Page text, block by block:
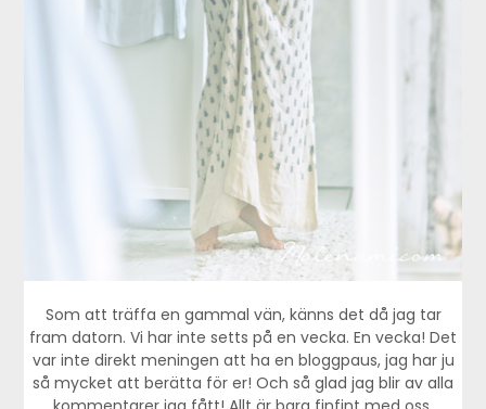
Som att träffa en gammal vän, känns det då jag tar
fram datorn. Vi har inte setts på en vecka. En vecka! Det
var inte direkt meningen att ha en bloggpaus, jag har ju
så mycket att berätta för er! Och så glad jag blir av alla